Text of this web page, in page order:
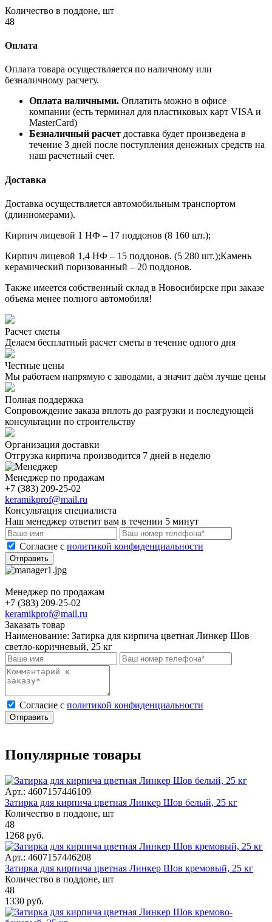
Количество в поддоне, шт
48
Оплата
Оплата товара осуществляется по наличному или
безналичному расчету.
Оплата наличными. Оплатить можно в офисе
компании (есть терминал для пластиковых карт VISA и
MasterCard)
Безналичный расчет доставка будет произведена в
течение 3 дней после поступления денежных средств на
наш расчетный счет.
Доставка
Доставка осуществляется автомобильным транспортом
(длинномерами).
Кирпич лицевой 1 НФ – 17 поддонов (8 160 шт.);
Кирпич лицевой 1,4 НФ – 15 поддонов. (5 280 шт.);Камень
керамический поризованный – 20 поддонов.
Также имеется собственный склад в Новосибирске при заказе
объема менее полного автомобиля!
Расчет сметы
Делаем бесплатный расчет сметы в течение одного дня
Честные цены
Мы работаем напрямую с заводами, а значит даём лучше цены
Полная поддержка
Сопровождение заказа вплоть до разгрузки и последующей
консультации по строительству
Организация доставки
Отгрузка кирпича производится 7 дней в неделю
Менеджер по продажам
+7 (383) 209-25-02
keramikprof@mail.ru
Консультация специалиста
Наш менеджер ответит вам в течении 5 минут
Cогласие с политикой конфиденциальности
Отправить
Менеджер по продажам
+7 (383) 209-25-02
keramikprof@mail.ru
Заказать товар
Наименование: Затирка для кирпича цветная Линкер Шов
светло-коричневый, 25 кг
Cогласие с политикой конфиденциальности
Отправить
Популярные товары
Арт.: 4607157446109
Затирка для кирпича цветная Линкер Шов белый, 25 кг
Количество в поддоне, шт
48
1268 руб.
Арт.: 4607157446208
Затирка для кирпича цветная Линкер Шов кремовый, 25 кг
Количество в поддоне, шт
48
1330 руб.